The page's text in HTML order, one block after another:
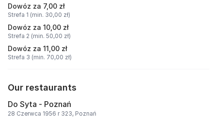
Dowóz za 7,00 zł
Strefa 1 (min. 30,00 zł)
Dowóz za 10,00 zł
Strefa 2 (min. 50,00 zł)
Dowóz za 11,00 zł
Strefa 3 (min. 70,00 zł)
Our restaurants
Do Syta - Poznań
28 Czerwca 1956 r 323, Poznań